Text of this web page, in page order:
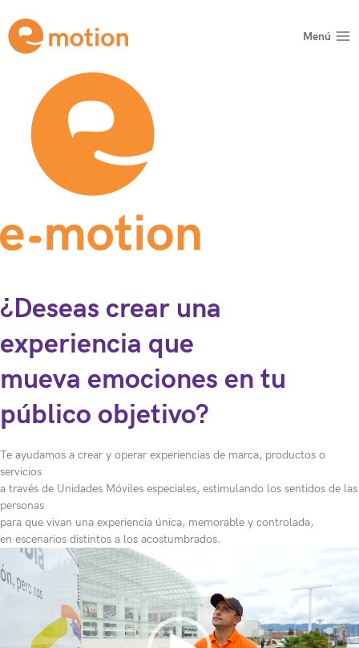
contenido
Menú
¿Deseas crear una
experiencia que
mueva emociones en tu
público objetivo?
Te ayudamos a crear y operar experiencias de marca, productos o
servicios
a través de Unidades Móviles especiales, estimulando los sentidos de las
personas
para que vivan una experiencia única, memorable y controlada,
en escenarios distintos a los acostumbrados.
e